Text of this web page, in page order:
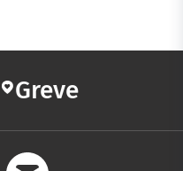
Greve